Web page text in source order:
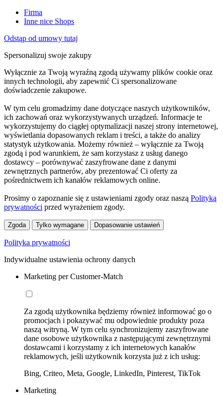
Firma
Inne nice Shops
Odstąp od umowy tutaj
Spersonalizuj swoje zakupy
Wyłącznie za Twoją wyraźną zgodą używamy plików cookie oraz
innych technologii, aby zapewnić Ci spersonalizowane
doświadczenie zakupowe.
W tym celu gromadzimy dane dotyczące naszych użytkowników,
ich zachowań oraz wykorzystywanych urządzeń. Informacje te
wykorzystujemy do ciągłej optymalizacji naszej strony internetowej,
wyświetlania dopasowanych reklam i treści, a także do analizy
statystyk użytkowania. Możemy również – wyłącznie za Twoją
zgodą i pod warunkiem, że sam korzystasz z usług danego
dostawcy – porównywać zaszyfrowane dane z danymi
zewnętrznych partnerów, aby prezentować Ci oferty za
pośrednictwem ich kanałów reklamowych online.
Prosimy o zapoznanie się z ustawieniami zgody oraz naszą Polityką
prywatności przed wyrażeniem zgody.
Zgoda Tylko wymagane Dopasowanie ustawień
Polityka prywatności
Indywidualne ustawienia ochrony danych
Marketing per Customer-Match
Za zgodą użytkownika będziemy również informować go o
promocjach i pokazywać mu odpowiednie produkty poza
naszą witryną. W tym celu synchronizujemy zaszyfrowane
dane osobowe użytkownika z następującymi zewnętrznymi
dostawcami i korzystamy z ich internetowych kanałów
reklamowych, jeśli użytkownik korzysta już z ich usług:
Bing, Criteo, Meta, Google, LinkedIn, Pinterest, TikTok
Marketing